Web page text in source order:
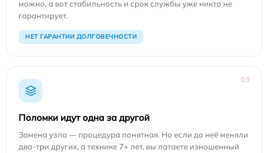
можно, а вот стабильность и срок службы уже никто не
гарантирует.
НЕТ ГАРАНТИИ ДОЛГОВЕЧНОСТИ
03
Поломки идут одна за другой
Замена узла — процедура понятная. Но если до неё меняли
два-три других, а технике 7+ лет, вы латаете изношенный